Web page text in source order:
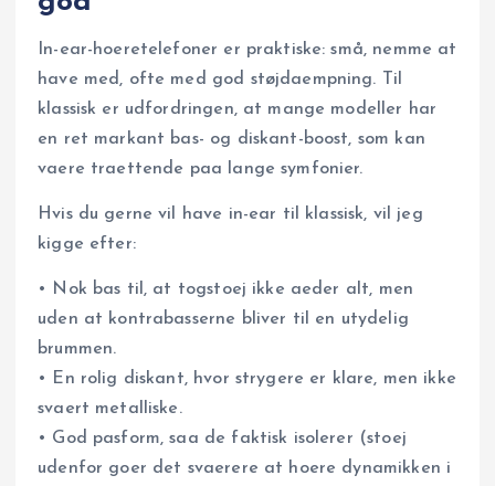
In-ear-hoeretelefoner er praktiske: små, nemme at
have med, ofte med god støjdaempning. Til
klassisk er udfordringen, at mange modeller har
en ret markant bas- og diskant-boost, som kan
vaere traettende paa lange symfonier.
Hvis du gerne vil have in-ear til klassisk, vil jeg
kigge efter:
• Nok bas til, at togstoej ikke aeder alt, men
uden at kontrabasserne bliver til en utydelig
brummen.
• En rolig diskant, hvor strygere er klare, men ikke
svaert metalliske.
• God pasform, saa de faktisk isolerer (stoej
udenfor goer det svaerere at hoere dynamikken i